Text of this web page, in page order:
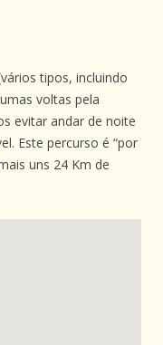
tipos, incluindo
voltas pela
evitar andar de noite
Este percurso é “por
uns 24 Km de